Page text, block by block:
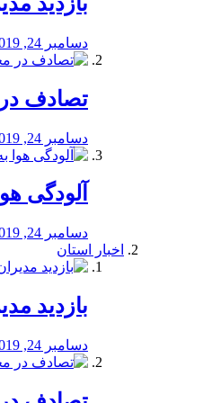
دسامبر 24, 2019
تصادف
دسامبر 24, 2019
آلودگی
دسامبر 24, 2019
اخبار استان
بازدید
دسامبر 24, 2019